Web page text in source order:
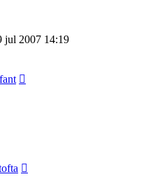
jul 2007 14:19